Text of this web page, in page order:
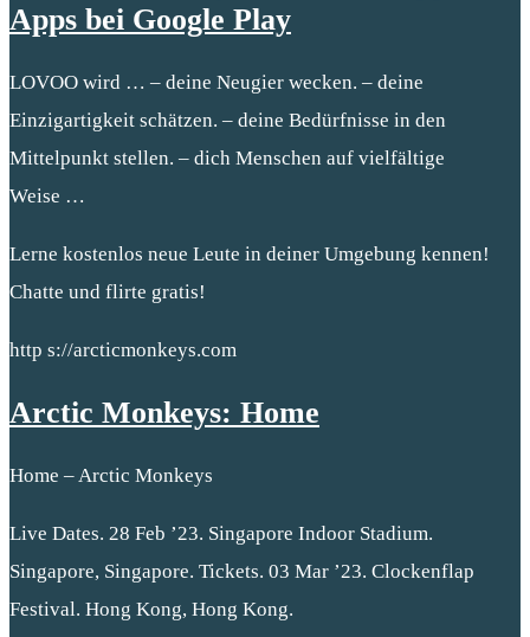
Apps bei Google Play
LOVOO wird … – deine Neugier wecken. – deine
Einzigartigkeit schätzen. – deine Bedürfnisse in den
Mittelpunkt stellen. – dich Menschen auf vielfältige
Weise …
Lerne kostenlos neue Leute in deiner Umgebung kennen!
Chatte und flirte gratis!
http s://arcticmonkeys.com
Arctic Monkeys: Home
Home – Arctic Monkeys
Live Dates. 28 Feb ’23. Singapore Indoor Stadium.
Singapore, Singapore. Tickets. 03 Mar ’23. Clockenflap
Festival. Hong Kong, Hong Kong.